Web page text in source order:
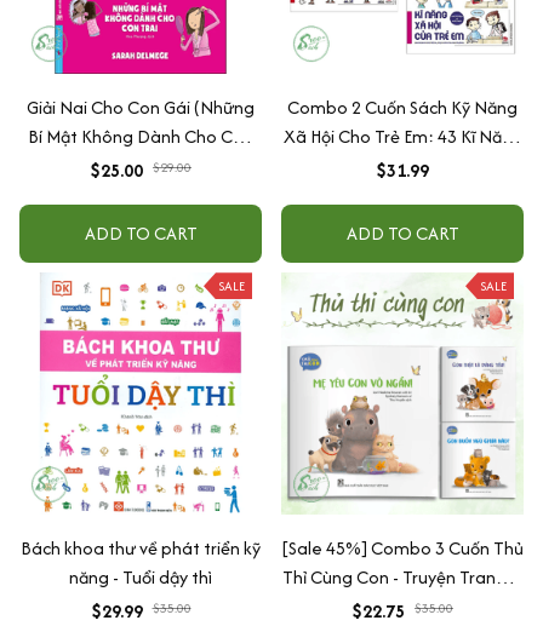
Giải Nai Cho Con Gái (Những
Bí Mật Không Dành Cho Con
Trai)
$25.00 $29.00
ADD TO CART
Combo 2 Cuốn Sách Kỹ Năng
Xã Hội Cho Trẻ Em: 43 Kĩ Năng
Kiểm Soát Tức Giận + 42 Bí
Cảm Trong Quan Hệ Bạn Bè /
Nghiệm Từ Nước Nhật
$31.99
ADD TO CART
SALE
Bách khoa thư về phát triển kỹ
năng - Tuổi dậy thì
$29.99 $35.00
SALE
[Sale 45%] Combo 3 Cuốn Thủ
Thỉ Cùng Con - Truyện Tranh Kĩ
Năng Sống - Giáo Dục Cảm
$22.75 $35.00